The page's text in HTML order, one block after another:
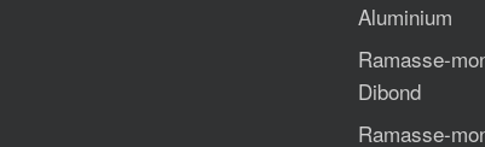
Aluminium
Ramasse-
Dibond
Ramasse-